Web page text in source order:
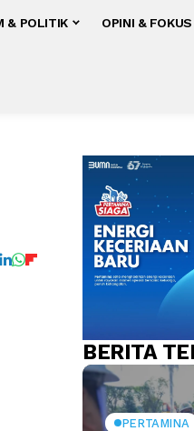
& POLITIK OPINI & FOKUS
BERITA
PERTAMINA